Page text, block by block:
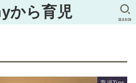
から育児 SEARCH